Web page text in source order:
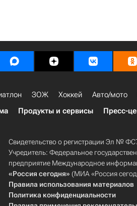
ЗОЖ Хоккей Авто/мото
Продукты и сервисы Пресс-
Свидетельство о регистрации Эл №
Учредитель: Федеральное
предприятие Международное
«Россия сегодня» (МИА «Россия
Правила использования материалов
Политика конфиденциальности